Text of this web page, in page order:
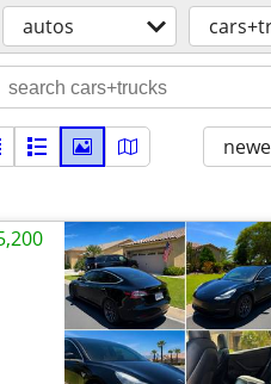
autos